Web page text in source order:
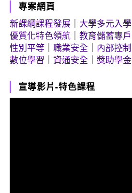
專案網頁
新課綱課程發展
大學多元入學
優質化特色領航
教育儲蓄專戶
性別平等
職業安全
內部控制
數位學習
資通安全 獎助學金
宣導影片-特色課程